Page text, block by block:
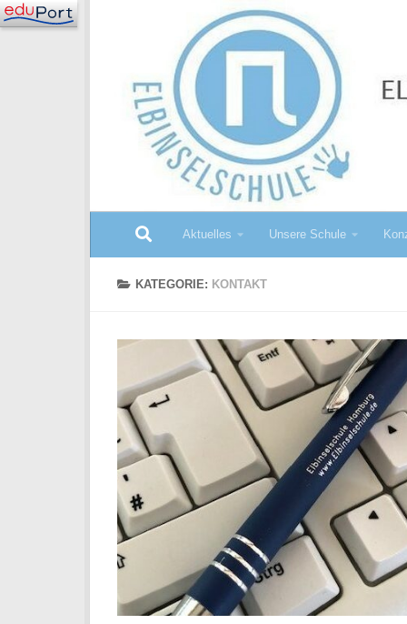
Zum Inhalt springen
Aktuelles Unsere Schule
KATEGORIE: KONTAKT